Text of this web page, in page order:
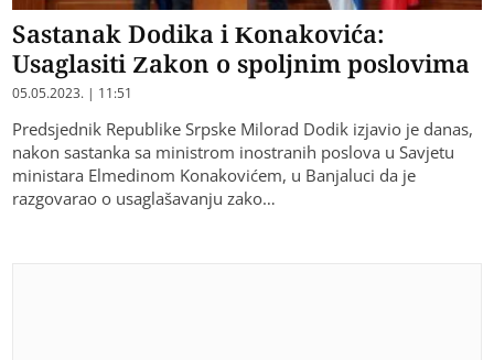
Sastanak Dodika i Konakovića:
Usaglasiti Zakon o spoljnim poslovima
05.05.2023. | 11:51
Predsjednik Republike Srpske Milorad Dodik izjavio je danas,
nakon sastanka sa ministrom inostranih poslova u Savjetu
ministara Elmedinom Konakovićem, u Banjaluci da je
razgovarao o usaglašavanju zako…